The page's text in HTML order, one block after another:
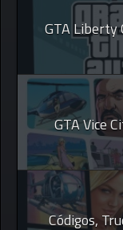
GTA Liberty
GTA Vice
Códigos,